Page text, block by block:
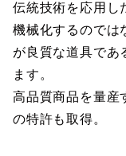
伝統技術を応用し
機械化するのでは
が良質な道具であ
ます。
高品質商品を量産
の特許も取得。